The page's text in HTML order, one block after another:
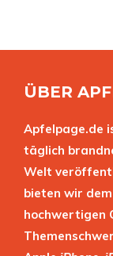
ÜBER
Apfelpage.de
täglich
Welt
bieten wir
hochwertigen